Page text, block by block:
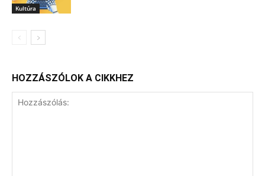
Kultúra
HOZZÁSZÓLOK A CIKKHEZ